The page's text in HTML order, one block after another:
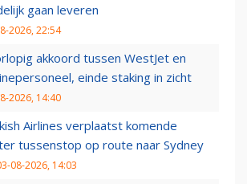
gaan leveren
2026, 22:54
akkoord tussen WestJet en
einde staking in zicht
2026, 14:40
Airlines verplaatst komende
tussenstop op route naar Sydney
08-2026, 14:03